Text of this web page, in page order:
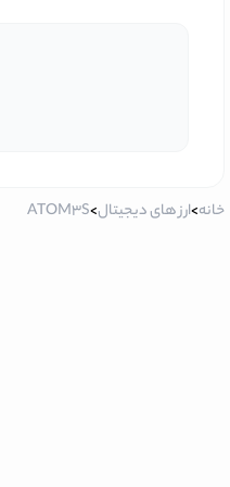
خانه>ارز های دیجیتال>
ATOM3S